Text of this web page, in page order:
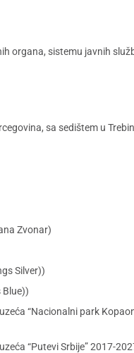
organa, sistemu javnih
sa sedištem u
Zvonar)
Silver))
Blue))
“Nacionalni park
“Putevi Srbije” 2017-